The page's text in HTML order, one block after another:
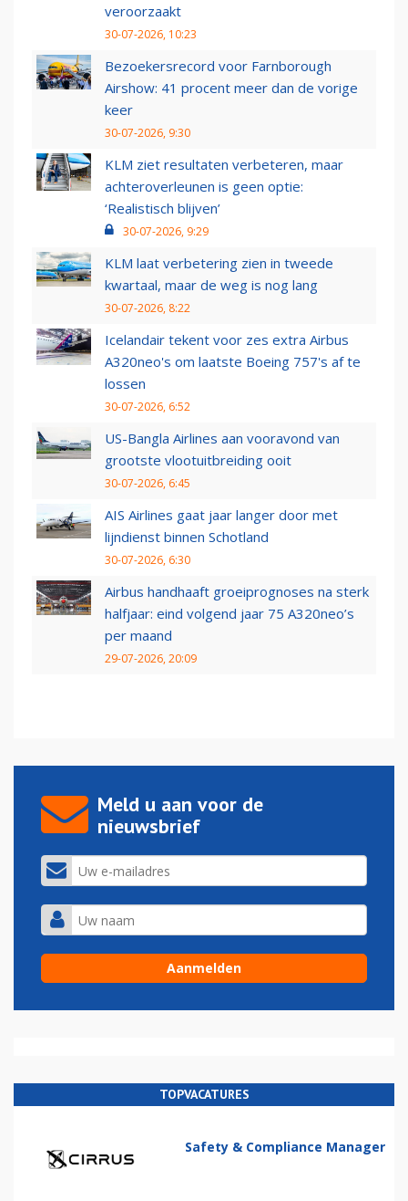
veroorzaakt
30-07-2026, 10:23
Bezoekersrecord voor Farnborough
Airshow: 41 procent meer dan de vorige
keer
30-07-2026, 9:30
KLM ziet resultaten verbeteren, maar
achteroverleunen is geen optie:
‘Realistisch blijven’
30-07-2026, 9:29
KLM laat verbetering zien in tweede
kwartaal, maar de weg is nog lang
30-07-2026, 8:22
Icelandair tekent voor zes extra Airbus
A320neo's om laatste Boeing 757's af te
lossen
30-07-2026, 6:52
US-Bangla Airlines aan vooravond van
grootste vlootuitbreiding ooit
30-07-2026, 6:45
AIS Airlines gaat jaar langer door met
lijndienst binnen Schotland
30-07-2026, 6:30
Airbus handhaaft groeiprognoses na sterk
halfjaar: eind volgend jaar 75 A320neo’s
per maand
29-07-2026, 20:09
Meld u aan voor de
nieuwsbrief
TOPVACATURES
Safety & Compliance Manager